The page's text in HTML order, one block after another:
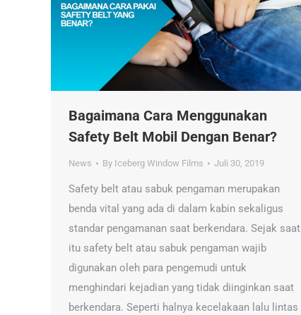
Bagaimana Cara Menggunakan
Safety Belt Mobil Dengan Benar?
News By Iceberg Window Films Juli 30, 2019
Safety belt atau sabuk pengaman merupakan
benda vital yang ada di dalam kabin sekaligus
standar pengamanan saat berkendara. Sejak saat
itu safety belt atau sabuk pengaman wajib
digunakan oleh para pengemudi untuk
menghindari kejadian yang tidak diinginkan saat
berkendara. Seperti halnya kecelakaan lalu lintas